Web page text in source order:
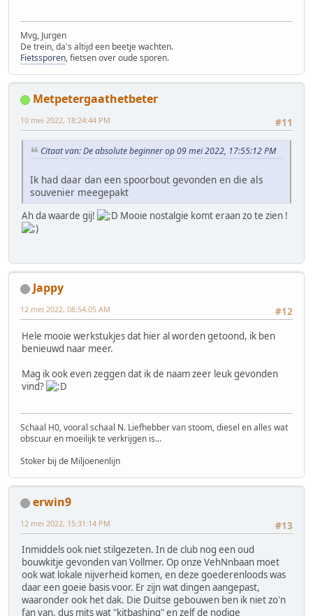
Mvg, Jurgen
De trein, da's altijd een beetje wachten.
Fietssporen, fietsen over oude sporen.
Metpetergaathetbeter
#11
10 mei 2022, 18:24:44 PM
Citaat van: De absolute beginner op 09 mei 2022, 17:55:12 PM
Ik had daar dan een spoorbout gevonden en die als
souvenier meegepakt
Ah da waarde gij! Mooie nostalgie komt eraan zo te zien !
Jappy
#12
12 mei 2022, 08:54:05 AM
Hele mooie werkstukjes dat hier al worden getoond, ik ben
benieuwd naar meer.
Mag ik ook even zeggen dat ik de naam zeer leuk gevonden
vind?
Schaal H0, vooral schaal N. Liefhebber van stoom, diesel en alles wat
obscuur en moeilijk te verkrijgen is...
Stoker bij de Miljoenenlijn
erwin9
#13
12 mei 2022, 15:31:14 PM
Inmiddels ook niet stilgezeten. In de club nog een oud
bouwkitje gevonden van Vollmer. Op onze VehNnbaan moet
ook wat lokale nijverheid komen, en deze goederenloods was
daar een goeie basis voor. Er zijn wat dingen aangepast,
waaronder ook het dak. Die Duitse gebouwen ben ik niet zo'n
fan van, dus mits wat "kitbashing" en zelf de nodige